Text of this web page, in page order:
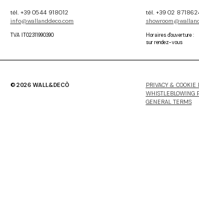
tél. +39 0544 918012
info@wallanddeco.com
TVA IT02311990390
tél. +39 02
Horaires d'ouverture :
sur rendez-vous
© 2026 WALL&DECÒ
PRIVACY & COOKIE
WHISTLEBLOWING
GENERAL TERMS